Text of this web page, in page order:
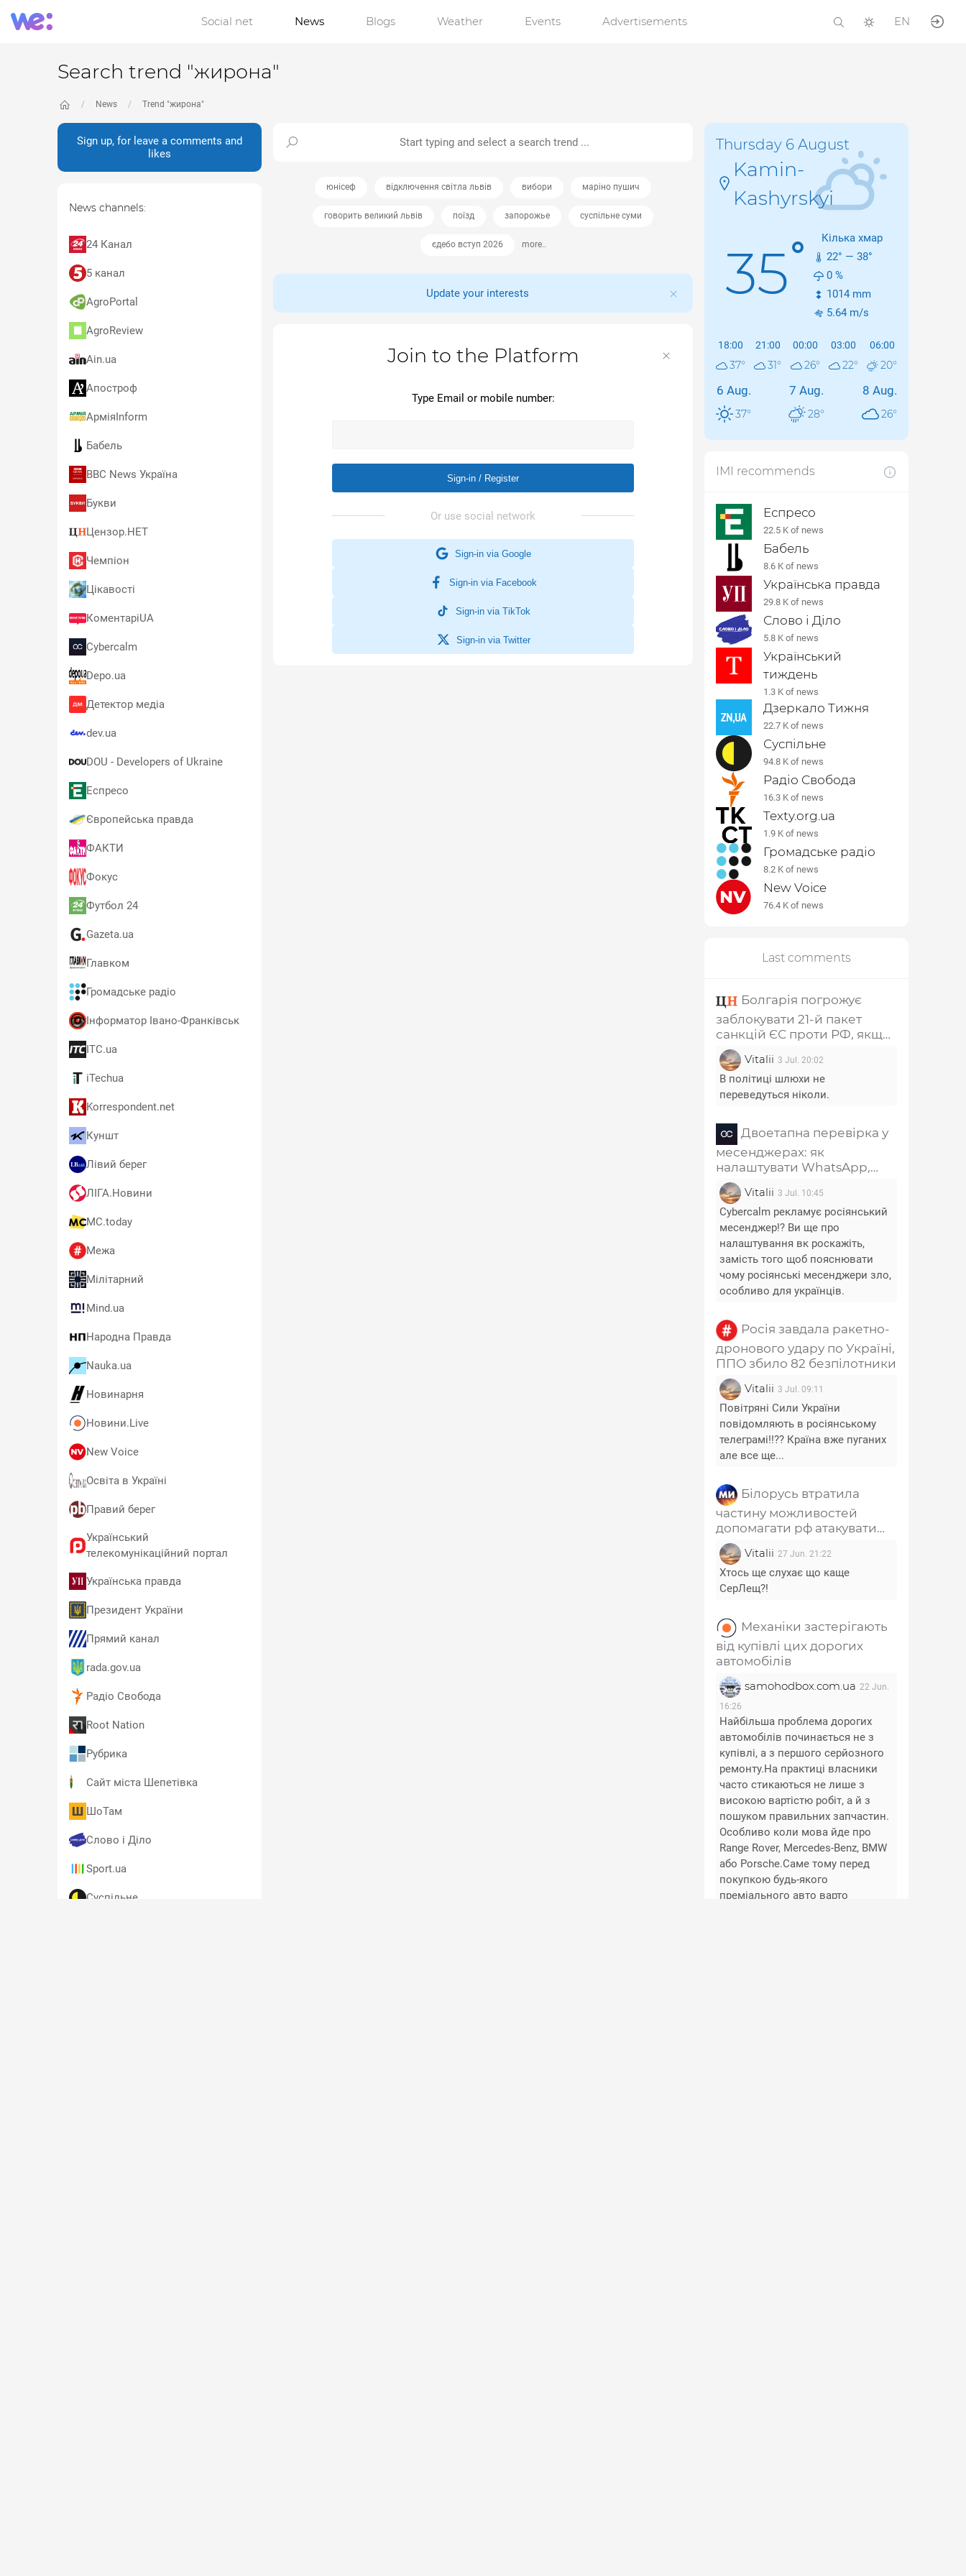
Social net News Blogs Weather Events Advertisements EN
Search trend "жирона"
News Trend "жирона"
Sign up, for leave a comments and
likes
News channels:
24 Канал
5 канал
AgroPortal
AgroReview
Ain.ua
Апостроф
АрміяInform
Бабель
BBC News Україна
Букви
Цензор.НЕТ
Чемпіон
Цікавості
КоментаріUA
Cybercalm
Depo.ua
Детектор медіа
dev.ua
DOU - Developers of Ukraine
Еспресо
Європейська правда
ФАКТИ
Фокус
Футбол 24
Gazeta.ua
Главком
Громадське радіо
Інформатор Івано-Франківськ
ITC.ua
iTechua
Korrespondent.net
Куншт
Лівий берег
ЛІГА.Новини
MC.today
Межа
Мілітарний
Mind.ua
Народна Правда
Nauka.ua
Новинарня
Новини.Live
New Voice
Освіта в Україні
Правий берег
Український
телекомунікаційний портал
Українська правда
Президент України
Прямий канал
rada.gov.ua
Радіо Свобода
Root Nation
Рубрика
Сайт міста Шепетівка
ШоТам
Слово і Діло
Sport.ua
Суспільне
юнісеф відключення світла львів вибори маріно пушич
говорить великий львів поїзд запорожье суспільне суми
єдебо вступ 2026 more..
Update your interests
Join to the Platform
Type Email or mobile number:
Sign-in / Register
Sign-in via Google
Sign-in via Facebook
Sign-in via TikTok
Sign-in via Twitter
Thursday 6 August
Kamin-
Kashyrskyi
35°
Кілька хмар
22° — 38°
0 %
1014 mm
5.64 m/s
18:00
37°
21:00
31°
00:00
26°
03:00
22°
06:00
20°
6 Aug.
37°
7 Aug.
28°
8 Aug.
26°
IMI recommends
Еспресо
22.5 K of news
Бабель
8.6 K of news
Українська правда
29.8 K of news
Слово і Діло
5.8 K of news
Український
тиждень
1.3 K of news
Дзеркало Тижня
22.7 K of news
Суспільне
94.8 K of news
Радіо Свобода
16.3 K of news
Texty.org.ua
1.9 K of news
Громадське радіо
8.2 K of news
New Voice
76.4 K of news
Last comments
Болгарія погрожує
заблокувати 21-й пакет
санкцій ЄС проти РФ, якщо
з нього не приберуть главу
РПЦ Кирила та
співзасновника "Лукойла"
Vitalii 3 Jul. 20:02
В політиці шлюхи не
переведуться ніколи.
Двоетапна перевірка у
месенджерах: як
налаштувати WhatsApp,
Telegram, Signal, Viber і
Messenger
Vitalii 3 Jul. 10:45
Cybercalm рекламує росіянський
месенджер!? Ви ще про
налаштування вк роскажіть,
замість того щоб пояснювати
чому росіянські месенджери зло,
особливо для українців.
Росія завдала ракетно-
дронового удару по Україні,
ППО збило 82 безпілотники
Vitalii 3 Jul. 09:11
Повітряні Сили України
повідомляють в росіянському
телеграмі!!?? Країна вже пуганих
але все ще...
Білорусь втратила
частину можливостей
допомагати рф атакувати
Україну - Лещенко
Vitalii 27 Jun. 21:22
Хтось ще слухає що каще
СерЛещ?!
Механіки застерігають
від купівлі цих дорогих
автомобілів
samohodbox.com.ua 22 Jun.
16:26
Найбільша проблема дорогих
автомобілів починається не з
купівлі, а з першого серйозного
ремонту.На практиці власники
часто стикаються не лише з
високою вартістю робіт, а й з
пошуком правильних запчастин.
Особливо коли мова йде про
Range Rover, Mercedes-Benz, BMW
або Porsche.Саме тому перед
покупкою будь-якого
преміального авто варто